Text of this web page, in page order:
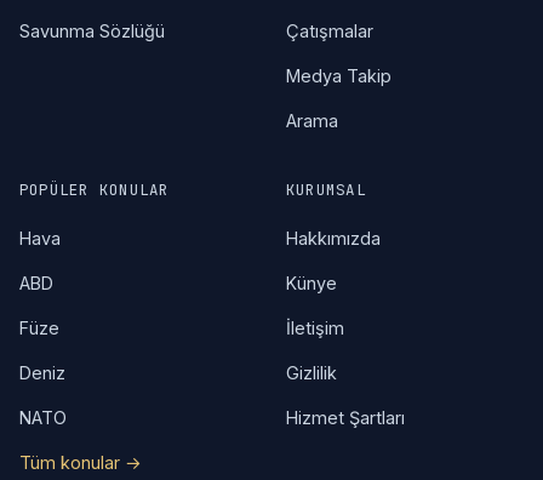
Savunma Sözlüğü Çatışmalar
Medya Takip
Arama
POPÜLER KONULAR
Hava
ABD
Füze
Deniz
NATO
Tüm konular →
KURUMSAL
Hakkımızda
Künye
İletişim
Gizlilik
Hizmet Şartları